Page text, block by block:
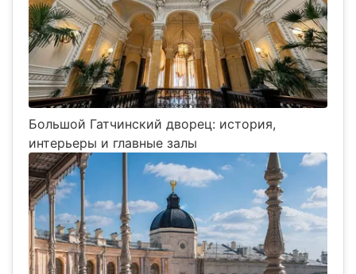
Большой Гатчинский дворец: история,
интерьеры и главные залы